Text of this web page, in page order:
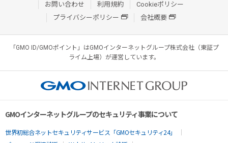
お問い合わせ
利用規約
Cookieポリシー
プライバシーポリシー
会社概要
「GMO ID/GMOポイント」はGMOインターネットグループ株式会社（東証プ
ライム上場）が運営しています。
GMOインターネットグループのセキュリティ事業について
世界初総合ネットセキュリティサービス「GMOセキュリティ24」